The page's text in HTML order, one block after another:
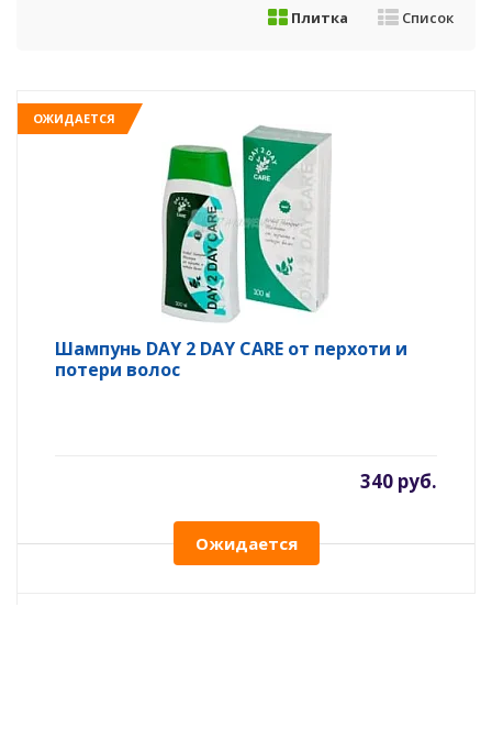
Плитка Список
ОЖИДАЕТСЯ
Шампунь DAY 2 DAY CARE от перхоти и
потери волос
340 руб.
Ожидается